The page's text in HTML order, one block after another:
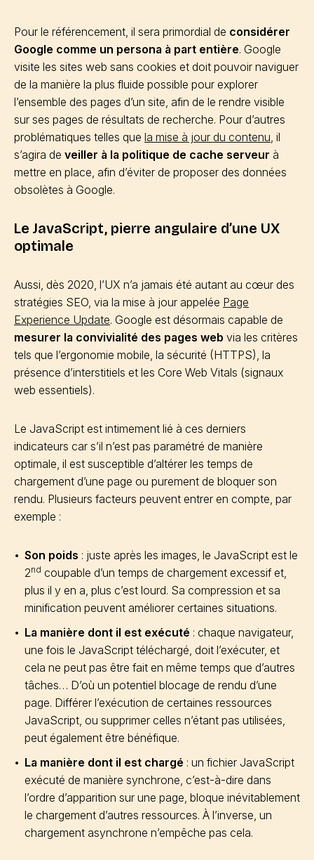
Pour le référencement, il sera primordial de considérer
Google comme un persona à part entière. Google
visite les sites web sans cookies et doit pouvoir naviguer
de la manière la plus fluide possible pour explorer
l’ensemble des pages d’un site, afin de le rendre visible
sur ses pages de résultats de recherche. Pour d’autres
problématiques telles que la mise à jour du contenu, il
s’agira de veiller à la politique de cache serveur à
mettre en place, afin d’éviter de proposer des données
obsolètes à Google.
Le JavaScript, pierre angulaire d’une UX
optimale
Aussi, dès 2020, l’UX n’a jamais été autant au cœur des
stratégies SEO, via la mise à jour appelée Page
Experience Update. Google est désormais capable de
mesurer la convivialité des pages web via les critères
tels que l’ergonomie mobile, la sécurité (HTTPS), la
présence d’interstitiels et les Core Web Vitals (signaux
web essentiels).
Le JavaScript est intimement lié à ces derniers
indicateurs car s’il n’est pas paramétré de manière
optimale, il est susceptible d’altérer les temps de
chargement d’une page ou purement de bloquer son
rendu. Plusieurs facteurs peuvent entrer en compte, par
exemple :
Son poids : juste après les images, le JavaScript est le
2nd coupable d’un temps de chargement excessif et,
plus il y en a, plus c’est lourd. Sa compression et sa
minification peuvent améliorer certaines situations.
La manière dont il est exécuté : chaque navigateur,
une fois le JavaScript téléchargé, doit l’exécuter, et
cela ne peut pas être fait en même temps que d’autres
tâches… D’où un potentiel blocage de rendu d’une
page. Différer l’exécution de certaines ressources
JavaScript, ou supprimer celles n’étant pas utilisées,
peut également être bénéfique.
La manière dont il est chargé : un fichier JavaScript
exécuté de manière synchrone, c’est-à-dire dans
l’ordre d’apparition sur une page, bloque inévitablement
le chargement d’autres ressources. À l’inverse, un
chargement asynchrone n’empêche pas cela.